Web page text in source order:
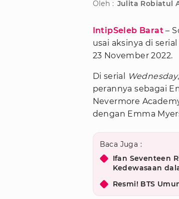
Oleh : Julita Robiatul
IntipSeleb Barat–
usai aksinya di
23 November 2022.
Di serial Wednesday
perannya sebagai
Nevermore
dengan Emma
Baca Juga :
Ifan Seventeen
Kedewasaan
Resmi! BTS